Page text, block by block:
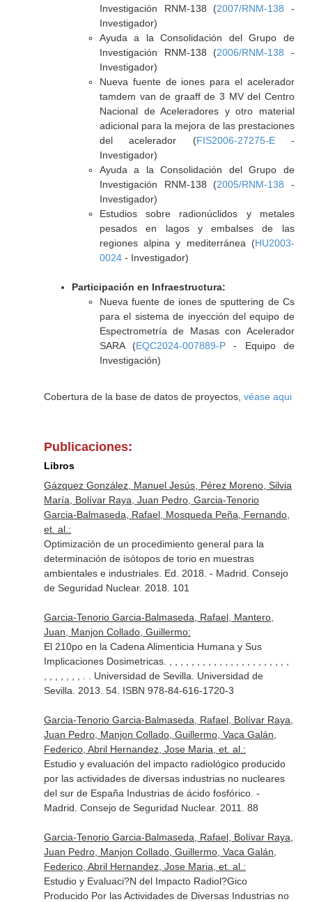
Investigación RNM-138 (2007/RNM-138 -
Investigador)
Ayuda a la Consolidación del Grupo de
Investigación RNM-138 (2006/RNM-138 -
Investigador)
Nueva fuente de iones para el acelerador
tamdem van de graaff de 3 MV del Centro
Nacional de Aceleradores y otro material
adicional para la mejora de las prestaciones
del acelerador (FIS2006-27275-E-
Investigador)
Ayuda a la Consolidación del Grupo de
Investigación RNM-138 (2005/RNM-138 -
Investigador)
Estudios sobre radionúclidos y metales
pesados en lagos y embalses de las
regiones alpina y mediterránea (HU2003-
0024- Investigador)
Participación en Infraestructura:
Nueva fuente de iones de sputtering de Cs
para el sistema de inyección del equipo de
Espectrometría de Masas con Acelerador
SARA (EQC2024-007889-P - Equipo de
Investigación)
Cobertura de la base de datos de proyectos, véase aqui
Publicaciones:
Libros
Gázquez González, Manuel Jesús, Pérez Moreno, Silvia
María, Bolívar Raya, Juan Pedro, Garcia-Tenorio
Garcia-Balmaseda, Rafael, Mosqueda Peña, Fernando,
et. al.:
Optimización de un procedimiento general para la
determinación de isótopos de torio en muestras
ambientales e industriales. Ed. 2018. - Madrid. Consejo
de Seguridad Nuclear. 2018. 101
Garcia-Tenorio Garcia-Balmaseda, Rafael, Mantero,
Juan, Manjon Collado, Guillermo:
El 210po en la Cadena Alimenticia Humana y Sus
Implicaciones Dosimetricas. , , , , , , , , , , , , , , , , , , , , , ,
, , , , , , , . . Universidad de Sevilla. Universidad de
Sevilla. 2013. 54. ISBN 978-84-616-1720-3
Garcia-Tenorio Garcia-Balmaseda, Rafael, Bolívar Raya,
Juan Pedro, Manjon Collado, Guillermo, Vaca Galán,
Federico, Abril Hernandez, Jose Maria, et. al.:
Estudio y evaluación del impacto radiológico producido
por las actividades de diversas industrias no nucleares
del sur de España Industrias de ácido fosfórico. -
Madrid. Consejo de Seguridad Nuclear. 2011. 88
Garcia-Tenorio Garcia-Balmaseda, Rafael, Bolívar Raya,
Juan Pedro, Manjon Collado, Guillermo, Vaca Galán,
Federico, Abril Hernandez, Jose Maria, et. al.:
Estudio y Evaluaci?N del Impacto Radiol?Gico
Producido Por las Actividades de Diversas Industrias no